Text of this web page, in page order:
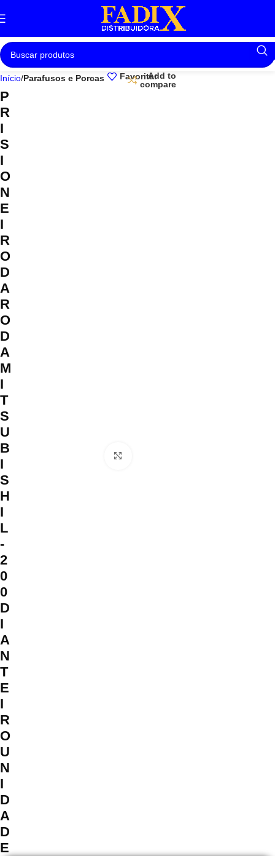
Início Parafusos e Porcas FavoritarAdd to
compare
P
R
I
S
I
O
N
E
I
R
O
D
A
R
O
D
A
M
I
T
S
U
B
I
S
H
I
L
-
2
0
0
D
I
A
N
T
E
I
R
O
U
N
I
D
A
D
E